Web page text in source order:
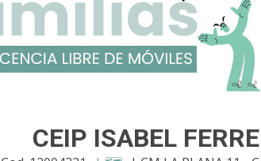
CEIP ISABEL